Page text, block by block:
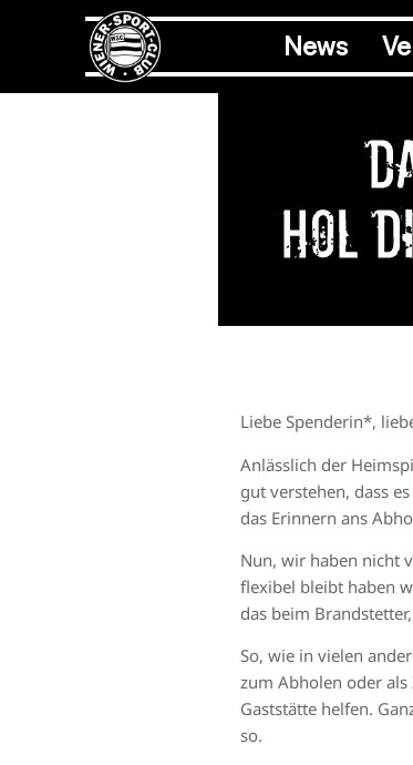
News
Hol
Liebe Spenderin*,
Anlässlich der
gut verstehen, dass
das Erinnern ans
Nun, wir haben nicht
flexibel bleibt haben
das beim
So, wie in vielen
zum Abholen oder
Gaststätte helfen.
so.